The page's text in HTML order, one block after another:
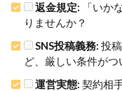
返金規定: 「いか
りませんか？
SNS投稿義務: 投
ど、厳しい条件がつ
運営実態: 契約相